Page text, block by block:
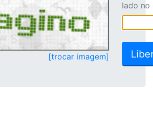
[trocar imagem]
lado no